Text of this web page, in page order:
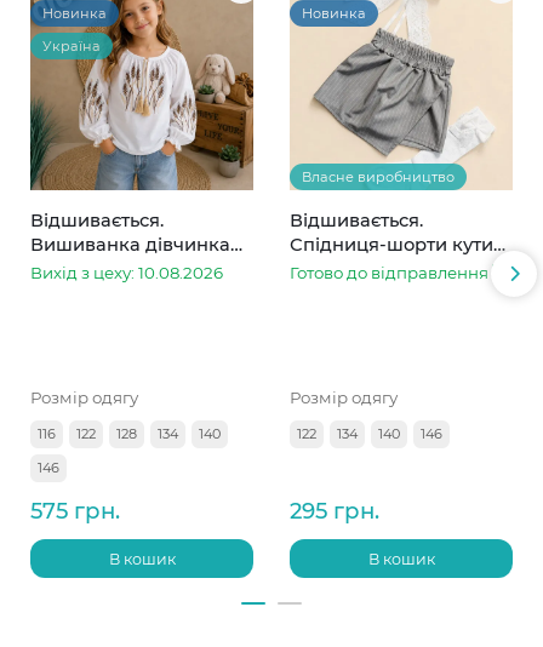
Новинка
Україна
Відшивається.
Вишиванка дівчинка
колоски
Вихід з цеху: 10.08.2026
Розмір одягу
116 122 128 134
140
146
575 грн.
В кошик
Новинка
Власне виробництво
Відшивається.
Спідниця-шорти кутик
сіра в смужку
Готово до відправлення
Розмір одягу
122 134 140 146
295 грн.
В кошик